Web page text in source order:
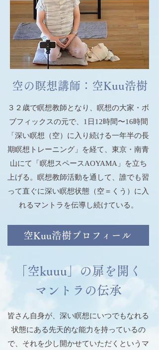
空の瞑想講師：​空Kuu浩樹
３２歳で瞑想教師となり、瞑想の大家・ボ
ブフィックスの元で、1日12時間〜16時間
「深い瞑想（空）に入り続ける一年半の長
期瞑想トレーニング」を経て、東京・南青
山にて「瞑想スペースAOYAMA」を立ち
上げる。瞑想教師活動を通して、誰でも習
って直ぐに深い瞑想状態（空＝くう）に入
れるマントラを伝導し続けている。
空Kuu浩樹プロフィール
「空kuuu」の扉を開く
マントラの伝承
皆さん自身が、深い瞑想にいつでもなれる
状態にある先天的な能力を持っているの
で、それを少し開かせていただくというマ